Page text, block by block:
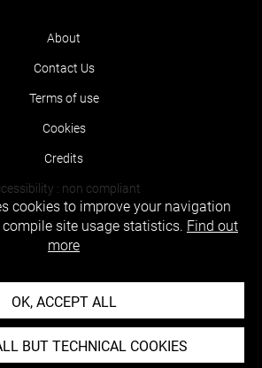
About
Contact Us
Terms of use
Cookies
Credits
: non compliant
cookies to improve your navigation
site usage statistics. Find out
more
OK, ACCEPT ALL
BUT TECHNICAL COOKIES